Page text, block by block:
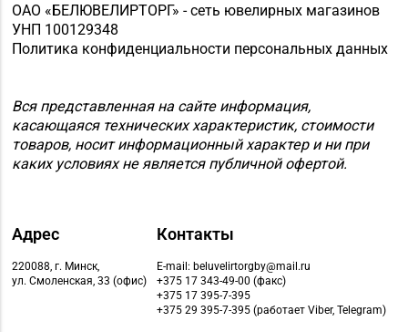
ОАО «БЕЛЮВЕЛИРТОРГ» - сеть ювелирных магазинов
УНП 100129348
Политика конфиденциальности персональных данных
Вся представленная на сайте информация,
касающаяся технических характеристик, стоимости
товаров, носит информационный характер и ни при
каких условиях не является публичной офертой.
Адрес
220088, г. Минск,
ул. Смоленская, 33 (офис)
Контакты
E-mail: beluvelirtorgby@mail.ru
+375 17 343-49-00 (факс)
+375 17 395-7-395
+375 29 395-7-395 (работает Viber, Telegram)